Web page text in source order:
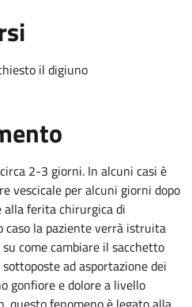
il digiuno
2-3 giorni. In alcuni casi è
vescicale per alcuni giorni dopo
ferita chirurgica di
caso la paziente verrà istruita
come cambiare il sacchetto
ad asportazione dei
gonfiore e dolore a livello